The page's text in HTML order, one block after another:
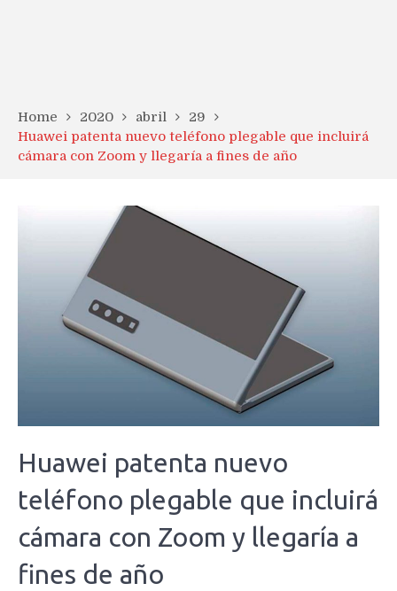
Home 2020 abril
29
Huawei patenta nuevo teléfono plegable que incluirá
cámara con Zoom y llegaría a fines de año
Huawei patenta nuevo
teléfono plegable que incluirá
cámara con Zoom y llegaría a
fines de año